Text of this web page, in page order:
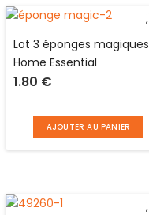
Lot 3 éponges magiques
Home Essential
1.80 €
AJOUTER AU PANIER